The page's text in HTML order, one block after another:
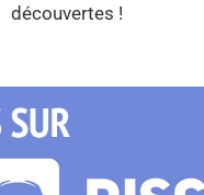
découvertes !